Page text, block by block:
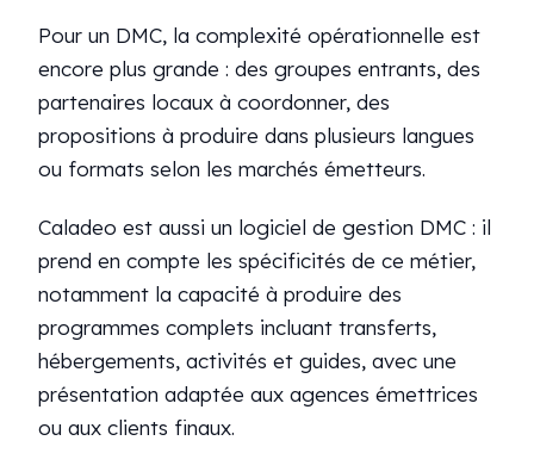
Pour un DMC, la complexité opérationnelle est
encore plus grande : des groupes entrants, des
partenaires locaux à coordonner, des
propositions à produire dans plusieurs langues
ou formats selon les marchés émetteurs.
Caladeo est aussi un logiciel de gestion DMC : il
prend en compte les spécificités de ce métier,
notamment la capacité à produire des
programmes complets incluant transferts,
hébergements, activités et guides, avec une
présentation adaptée aux agences émettrices
ou aux clients finaux.